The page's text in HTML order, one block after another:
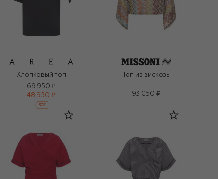
Хлопковый топ
69 950 ₽
48 950 ₽
-30%
Топ из вискозы
93 050 ₽